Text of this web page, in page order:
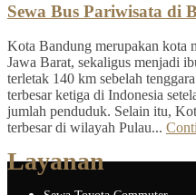
Sewa Bus Pariwisata di
Kota Bandung merupakan kota
Jawa Barat, sekaligus menjadi
terletak 140 km sebelah
terbesar ketiga di Indonesia
jumlah penduduk. Selain itu,
terbesar di wilayah Pulau...
Layanan